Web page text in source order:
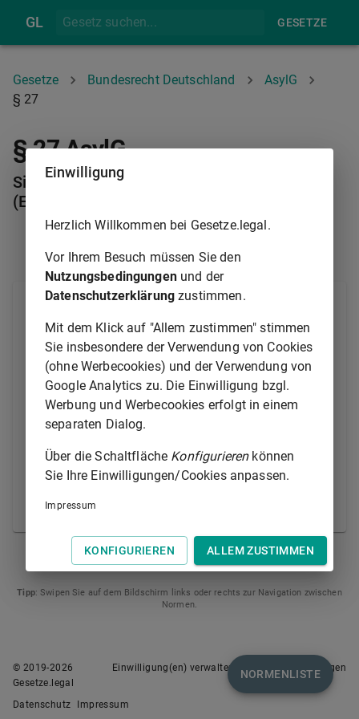
GL GESETZE
Gesetze Bundesrecht Deutschland
AsylG
§ 27
§ 27 AsylG
Sichere Drittstaaten im Sinne der Verordnung
(EU) 2024/1348
§ 26A
(1) Die Bundesregierung bestimmt durch
Rechtsverordnung ohne Zustimmung des
Bundesrates sichere Drittstaaten im Sinne des
Artikels 64 der Verordnung (EU) 2024/1348.
(2) Die Bundesregierung legt dem Deutschen
Bundestag alle zwei Jahre, erstmals zum 12. Juni
2027, einen Bericht darüber vor, ob die
Voraussetzungen für die Bestimmung weiterhin
vorliegen, soweit die sicheren Drittstaaten nicht nach
2024/1348
Tipp: Swipen Sie auf dem Bildschirm links oder rechts zur Navigation zwischen
Normen.
NORMENLISTE
© 2019-2026
Gesetze.legal
Einwilligung(en) verwalten Nutzungsbedingungen
Datenschutz Impressum
Einwilligung
Herzlich Willkommen bei Gesetze.legal.
Vor Ihrem Besuch müssen Sie den
Nutzungsbedingungenund der
Datenschutzerklärung zustimmen.
Mit dem Klick auf "Allem zustimmen" stimmen
Sie insbesondere der Verwendung von Cookies
(ohne Werbecookies) und der Verwendung von
Google Analytics zu. Die Einwilligung bzgl.
Werbung und Werbecookies erfolgt in einem
separaten Dialog.
Über die Schaltfläche Konfigurierenkönnen
Sie Ihre Einwilligungen/Cookies anpassen.
Impressum
KONFIGURIEREN ALLEM ZUSTIMMEN